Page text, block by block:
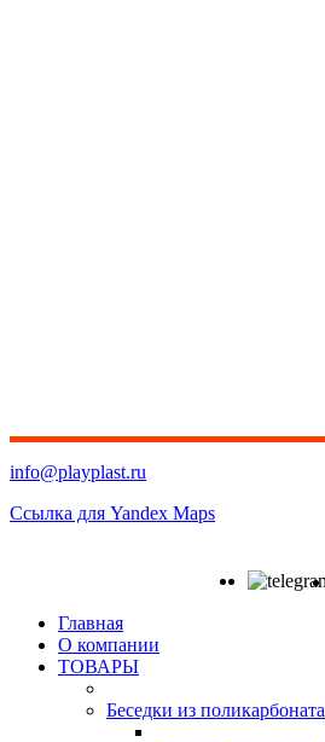
info@playplast.ru
Ссылка для Yandex Maps
Главная
О компании
ТОВАРЫ
Беседки из поликарбоната